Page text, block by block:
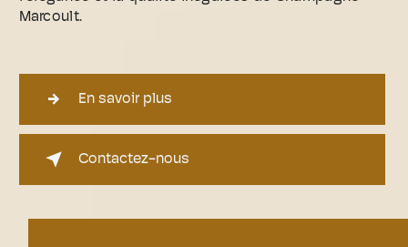
Marcoult.
En savoir plus
Contactez-nous